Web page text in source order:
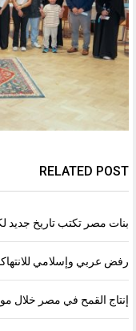
RELATED POST
بنات مصر تكتب تاريخ جديد
رفض عربي وإسلامي
إنتاج القمح في مصر خلال موسم 2026، يتجاوز 10